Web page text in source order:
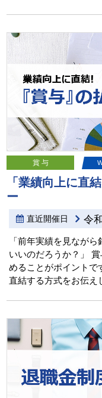
賞 与
「業績向上に直
ー
直近開催日 令
「前年実績を見なが
いいのだろうか？」
めることがポイントで
直結する方式をお伝え